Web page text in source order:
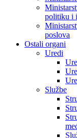
politiku i
poslova
Ostali organi
Uredi
Službe